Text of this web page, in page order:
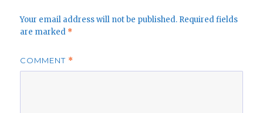
Your email address will not be published. Required fields
are marked *
COMMENT *